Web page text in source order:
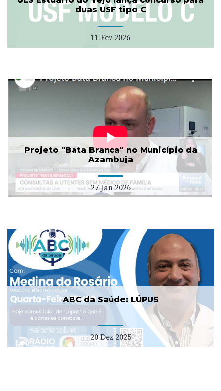
duas USF tipo C
11 Fev 2026
Projeto "Bata Branca" no Município da
Azambuja
27 Jan 2026
ABC da Saúde: LÚPUS
20 Dez 2025